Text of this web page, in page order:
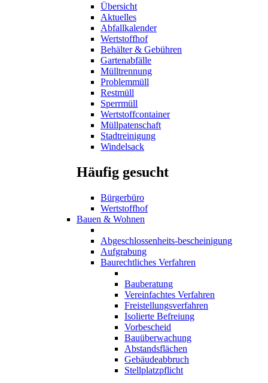
Übersicht
Aktuelles
Abfallkalender
Wertstoffhof
Behälter & Gebühren
Gartenabfälle
Mülltrennung
Problemmüll
Restmüll
Sperrmüll
Wertstoffcontainer
Müllpatenschaft
Stadtreinigung
Windelsack
Häufig gesucht
Bürgerbüro
Wertstoffhof
Bauen & Wohnen
Abgeschlossenheits-bescheinigung
Aufgrabung
Baurechtliches Verfahren
Bauberatung
Vereinfachtes Verfahren
Freistellungsverfahren
Isolierte Befreiung
Vorbescheid
Bauüberwachung
Abstandsflächen
Gebäudeabbruch
Stellplatzpflicht